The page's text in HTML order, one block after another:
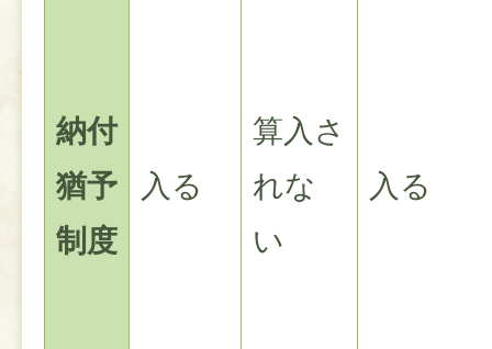
納付
猶予
制度
入る
算入さ
れな
い
入る